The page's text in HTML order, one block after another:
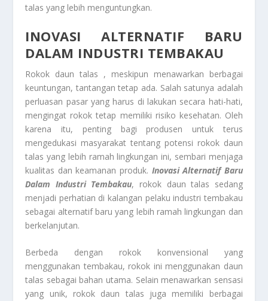
talas yang lebih menguntungkan.
INOVASI ALTERNATIF BARU
DALAM INDUSTRI TEMBAKAU
Rokok daun talas , meskipun menawarkan berbagai
keuntungan, tantangan tetap ada. Salah satunya adalah
perluasan pasar yang harus di lakukan secara hati-hati,
mengingat rokok tetap memiliki risiko kesehatan. Oleh
karena itu, penting bagi produsen untuk terus
mengedukasi masyarakat tentang potensi rokok daun
talas yang lebih ramah lingkungan ini, sembari menjaga
kualitas dan keamanan produk. Inovasi Alternatif Baru
Dalam Industri Tembakau, rokok daun talas sedang
menjadi perhatian di kalangan pelaku industri tembakau
sebagai alternatif baru yang lebih ramah lingkungan dan
berkelanjutan.
Berbeda dengan rokok konvensional yang
menggunakan tembakau, rokok ini menggunakan daun
talas sebagai bahan utama. Selain menawarkan sensasi
yang unik, rokok daun talas juga memiliki berbagai